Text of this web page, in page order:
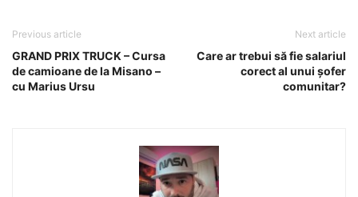
Previous article
GRAND PRIX TRUCK – Cursa
de camioane de la Misano –
cu Marius Ursu
Next article
Care ar trebui să fie salariul
corect al unui șofer
comunitar?